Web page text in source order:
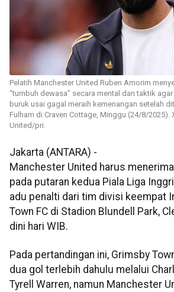
Pelatih Manchester United Ruben Amorim
“tumbuh dewasa” secara mental dan taktik
buruk usai gagal meraih kemenangan setelah
Fulham di Craven Cottage, Minggu (24/8/2025).
United/pri.
Jakarta (ANTARA) -
Manchester United harus
pada putaran kedua Piala Liga
adu penalti dari tim divisi keempat
Town FC di Stadion Blundell Park,
dini hari WIB.
Pada pertandingan ini, Grimsby
dua gol terlebih dahulu melalui
Tyrell Warren, namun Manchester